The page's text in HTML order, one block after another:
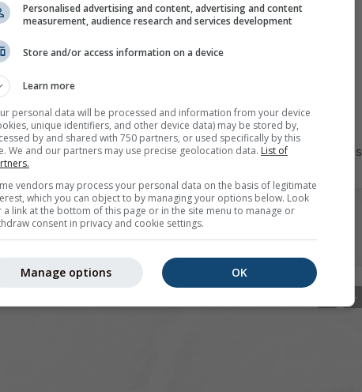
45.65°N 5.86°E offre toutes les informations météorologiques
+
Personalised advertising and content, advertising and content
measurement, audience research and services development
Store and/or access information on a device
Learn more
personal data will be processed and information from your device
unique identifiers, and other device data) may be stored by,
by and shared with 750 partners, or used specifically by this
We and our partners may use precise geolocation data. List of
vendors may process your personal data on the basis of legitimate
which you can object to by managing your options below. Look
a link at the bottom of this page or in the site menu to manage or
consent in privacy and cookie settings.
OK
Manage options